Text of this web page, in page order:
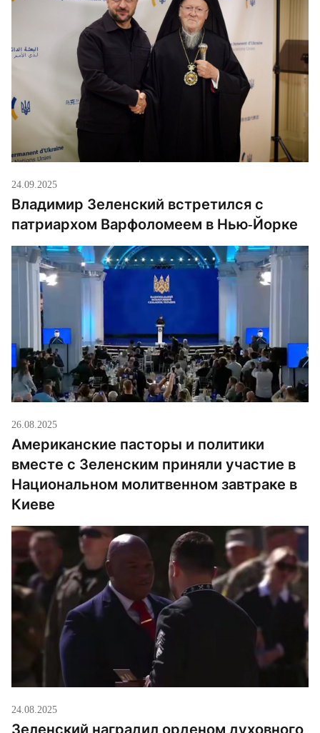
24.09.2025
Владимир Зеленский встретился с
патриархом Варфоломеем в Нью-Йорке
26.08.2025
Американские пасторы и политики
вместе с Зеленским приняли участие в
Национальном молитвенном завтраке в
Киеве
24.08.2025